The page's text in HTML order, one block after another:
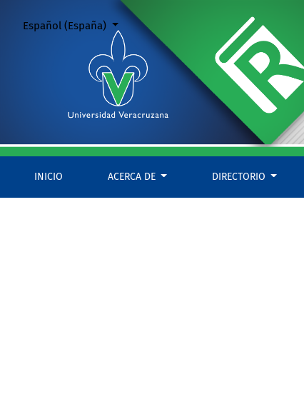
Vida humana y vocación
INICIO ACERCA DE DIRECTORIO
Cambiar el idioma. El actual es:
Español (España)